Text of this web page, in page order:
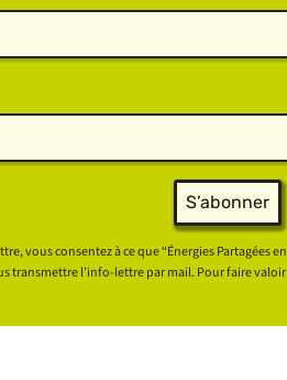
S’abonner
vous consentez à ce que “Énergies Partagées
transmettre l’info-lettre par mail. Pour faire